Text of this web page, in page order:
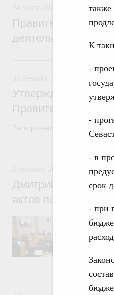
К
-
-
- в
срок
- при
Правовые
Правительство
деятельности
Правовые
Утверждён план
Правительства на
Правовые
Дмитрий
актов полностью